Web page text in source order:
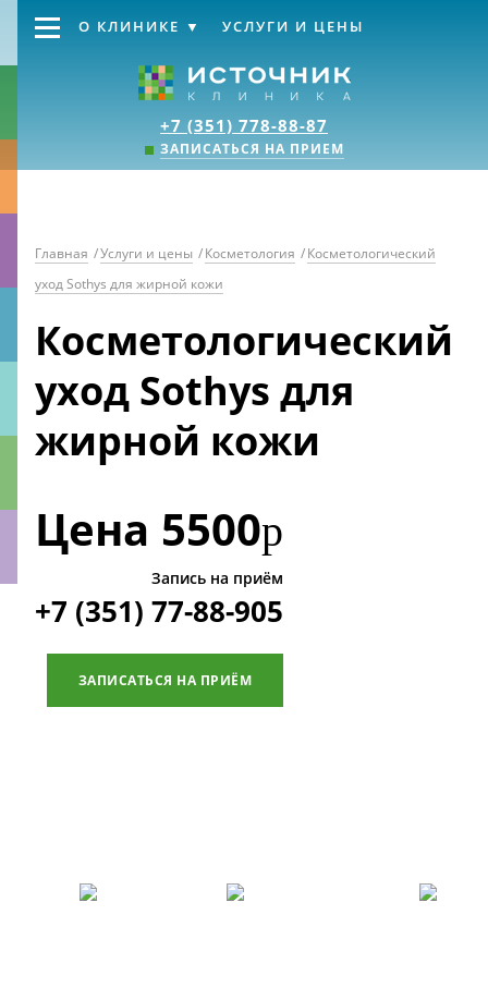
Клиника
+7 (351) 778-88-87
ЗАПИСАТЬСЯ НА ПРИЕМ
О КЛИНИКЕ УСЛУГИ И ЦЕНЫ
Главная /Услуги и цены /Косметология /Косметологический
уход Sothys для жирной кожи
Косметологический
уход Sothys для
жирной кожи
Цена 5500р
Запись на приём
+7 (351) 77-88-905
ЗАПИСАТЬСЯ НА ПРИЁМ